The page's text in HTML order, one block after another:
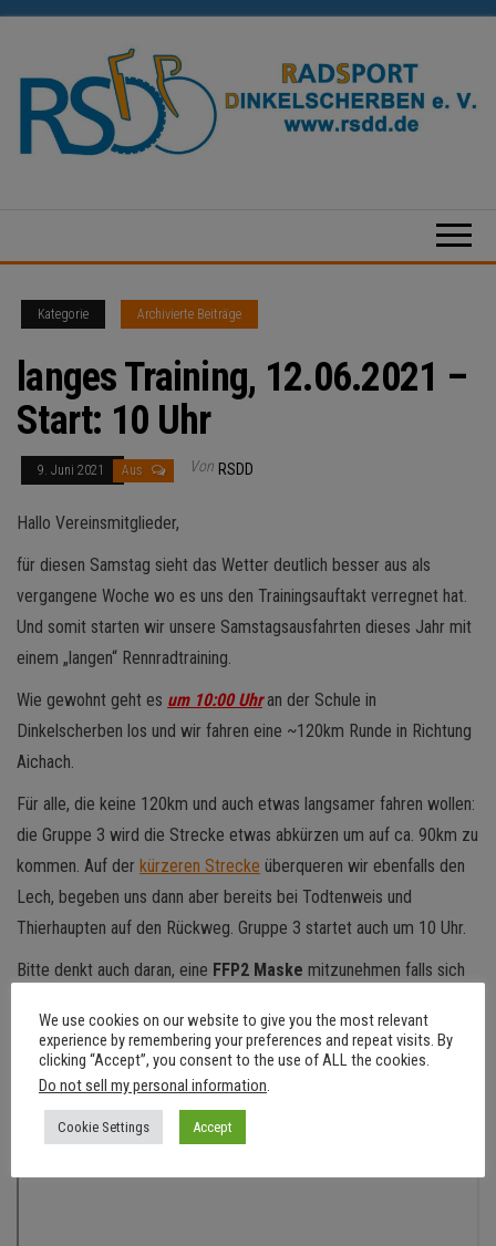
springen
e.V.
Kategorie Archivierte Beiträge
langes Training, 12.06.2021 –
Start: 10 Uhr
9. Juni 2021 Aus Von RSDD
Hallo Vereinsmitglieder,
für diesen Samstag sieht das Wetter deutlich besser aus als
vergangene Woche wo es uns den Trainingsauftakt verregnet hat.
Und somit starten wir unsere Samstagsausfahrten dieses Jahr mit
einem „langen“ Rennradtraining.
Wie gewohnt geht es um 10:00 Uhran der Schule in
Dinkelscherben los und wir fahren eine ~120km Runde in Richtung
Aichach.
Für alle, die keine 120km und auch etwas langsamer fahren wollen:
die Gruppe 3 wird die Strecke etwas abkürzen um auf ca. 90km zu
kommen. Auf der kürzeren Strecke überqueren wir ebenfalls den
Lech, begeben uns dann aber bereits bei Todtenweis und
Thierhaupten auf den Rückweg. Gruppe 3 startet auch um 10 Uhr.
Bitte denkt auch daran, eine FFP2 Maske mitzunehmen falls sich
We use cookies on our website to give you the most relevant
experience by remembering your preferences and repeat visits. By
clicking “Accept”, you consent to the use of ALL the cookies.
Do not sell my personal information.
Cookie Settings Accept